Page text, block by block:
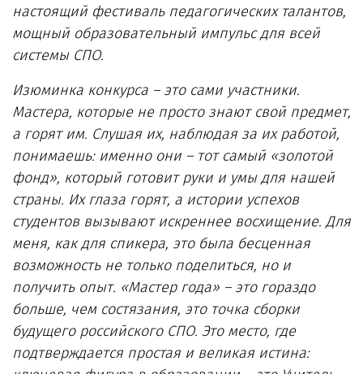
настоящий фестиваль педагогических талантов,
мощный образовательный импульс для всей
системы СПО.
Изюминка конкурса – это сами участники.
Мастера, которые не просто знают свой предмет,
а горят им. Слушая их, наблюдая за их работой,
понимаешь: именно они – тот самый «золотой
фонд», который готовит руки и умы для нашей
страны. Их глаза горят, а истории успехов
студентов вызывают искреннее восхищение. Для
меня, как для спикера, это была бесценная
возможность не только поделиться, но и
получить опыт. «Мастер года» – это гораздо
больше, чем состязания, это точка сборки
будущего российского СПО. Это место, где
подтверждается простая и великая истина: